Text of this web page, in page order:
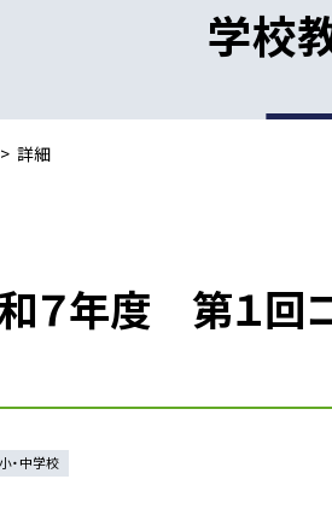
学校
> 詳細
和７年度 第１回
小・中学校